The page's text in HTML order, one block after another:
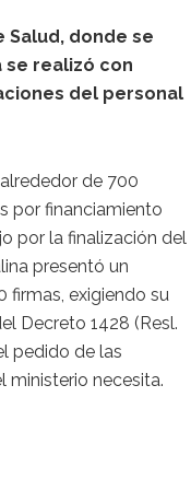
Salud, donde se
se realizó con
del personal
de 700
por financiamiento
por la finalización del
presentó un
exigiendo su
Decreto 1428 (Resl.
pedido de las
ministerio necesita.